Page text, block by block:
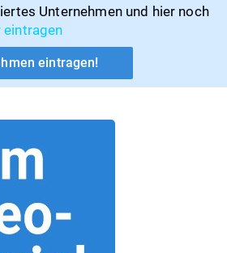
Unternehmen und hier noch
eintragen
eintragen!